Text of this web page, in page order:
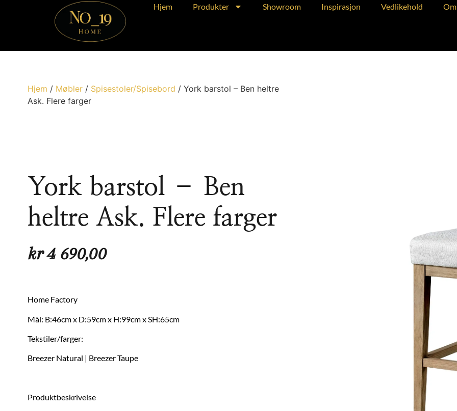
Hjem Produkter Showroom Inspirasjon Vedlikehold
Hjem / Møbler/ Spisestoler/Spisebord / York barstol – Ben heltre
Ask. Flere farger
York barstol – Ben
heltre Ask. Flere farger
kr4 690,00
Home Factory
Mål: B:46cm x D:59cm x H:99cm x SH:65cm
Tekstiler/farger:
Breezer Natural | Breezer Taupe
Produktbeskrivelse